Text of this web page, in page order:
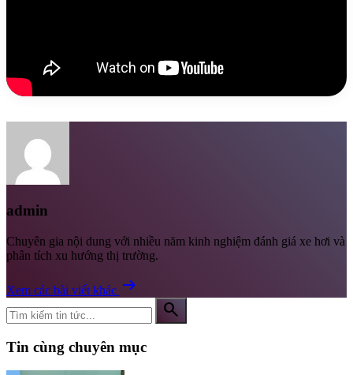
admin
Chuyên gia nội dung với nhiều năm kinh nghiệm đánh giá xe hơi và
phân tích xu hướng thị trường.
Xem các bài viết khác arrow_right_alt
search
Tin cùng chuyên mục